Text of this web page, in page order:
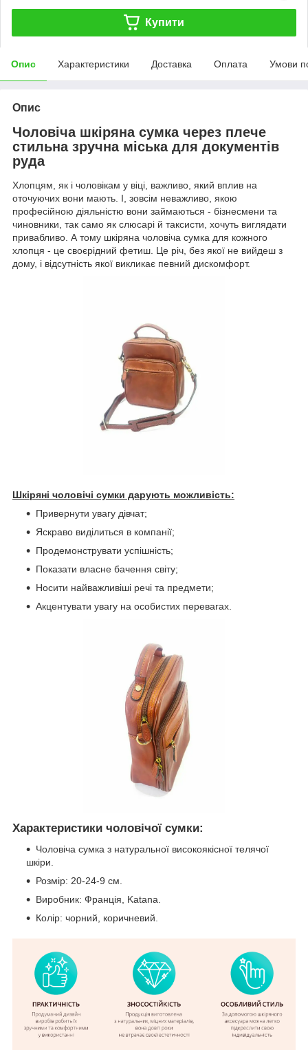
Купити
Опис Характеристики Доставка Оплата Умови
Опис
Чоловіча шкіряна сумка через плече
стильна зручна міська для документів
руда
Хлопцям, як і чоловікам у віці, важливо, який вплив на
оточуючих вони мають. І, зовсім неважливо, якою
професійною діяльністю вони займаються - бізнесмени та
чиновники, так само як слюсарі й таксисти, хочуть виглядати
привабливо. А тому шкіряна чоловіча сумка для кожного
хлопця - це своєрідний фетиш. Це річ, без якої не вийдеш з
дому, і відсутність якої викликає певний дискомфорт.
Шкіряні чоловічі сумки дарують можливість:
Привернути увагу дівчат;
Яскраво виділиться в компанії;
Продемонструвати успішність;
Показати власне бачення світу;
Носити найважливіші речі та предмети;
Акцентувати увагу на особистих перевагах.
Характеристики чоловічої сумки:
Чоловіча сумка з натуральної високоякісної телячої
шкіри.
Розмір: 20-24-9 см.
Виробник: Франція, Katana.
Колір: чорний, коричневий.